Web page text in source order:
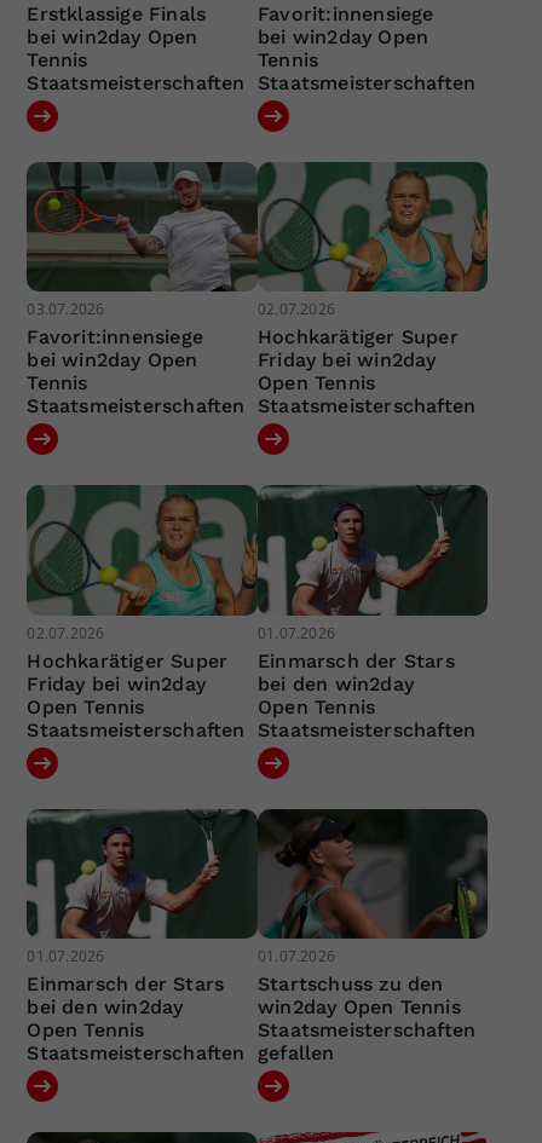
Erstklassige Finals
bei win2day Open
Tennis
Staatsmeisterschaften
Favorit:innensiege
bei win2day Open
Tennis
Staatsmeisterschaften
03.07.2026
Favorit:innensiege
bei win2day Open
Tennis
Staatsmeisterschaften
02.07.2026
Hochkarätiger Super
Friday bei win2day
Open Tennis
Staatsmeisterschaften
02.07.2026
Hochkarätiger Super
Friday bei win2day
Open Tennis
Staatsmeisterschaften
01.07.2026
Einmarsch der Stars
bei den win2day
Open Tennis
Staatsmeisterschaften
01.07.2026
Einmarsch der Stars
bei den win2day
Open Tennis
Staatsmeisterschaften
01.07.2026
Startschuss zu den
win2day Open Tennis
Staatsmeisterschaften
gefallen